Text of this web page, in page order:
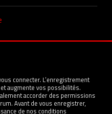
connecter. L’enregistrement
augmente vos possibilités.
accorder des permissions
Avant de vous enregistrer,
de nos conditions